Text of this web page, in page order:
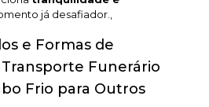
já desafiador.,
e Formas de
Funerário
Frio para Outros